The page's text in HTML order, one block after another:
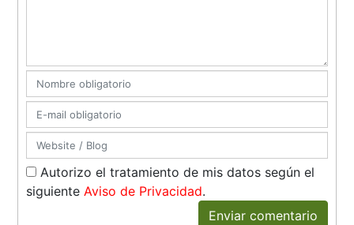
Autorizo el tratamiento de mis datos según el
siguienteAviso de Privacidad.
Enviar comentario